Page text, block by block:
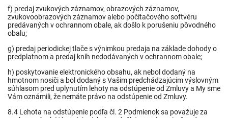
f) predaj zvukových záznamov, obrazových záznamov,
zvukovoobrazových záznamov alebo počítačového softvéru
predávaných v ochrannom obale, ak došlo k porušeniu pôvodného
obalu;
g) predaj periodickej tlače s výnimkou predaja na základe dohody o
predplatnom a predaj kníh nedodávaných v ochrannom obale;
h) poskytovanie elektronického obsahu, ak nebol dodaný na
hmotnom nosiči a bol dodaný s Vašim predchádzajúcim výslovným
súhlasom pred uplynutím lehoty na odstúpenie od Zmluvy a My sme
Vám oznámili, že nemáte právo na odstúpenie od Zmluvy.
8.4 Lehota na odstúpenie podľa čl. 2 Podmienok sa považuje za